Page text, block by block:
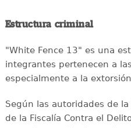
Estructura criminal
"White Fence 13" es una
integrantes pertenecen a
especialmente a la
Según las autoridades de la
de la Fiscalía Contra el